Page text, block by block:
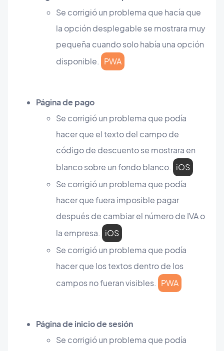
Se corrigió un problema que hacía que
la opción desplegable se mostrara muy
pequeña cuando solo había una opción
disponible. PWA
Página de pago
Se corrigió un problema que podía
hacer que el texto del campo de
código de descuento se mostrara en
blanco sobre un fondo blanco. iOS
Se corrigió un problema que podía
hacer que fuera imposible pagar
después de cambiar el número de IVA o
la empresa. iOS
Se corrigió un problema que podía
hacer que los textos dentro de los
campos no fueran visibles. PWA
Página de inicio de sesión
Se corrigió un problema que podía